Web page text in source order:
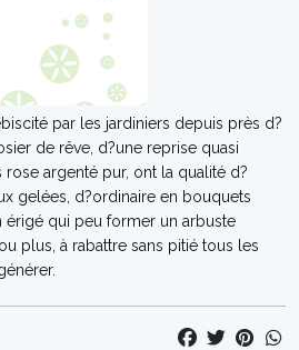
par les jardiniers depuis près d?
de rêve, d?une reprise quasi
rose argenté pur, ont la qualité d?
gelées, d?ordinaire en bouquets
érigé qui peu former un arbuste
plus, à rabattre sans pitié tous les